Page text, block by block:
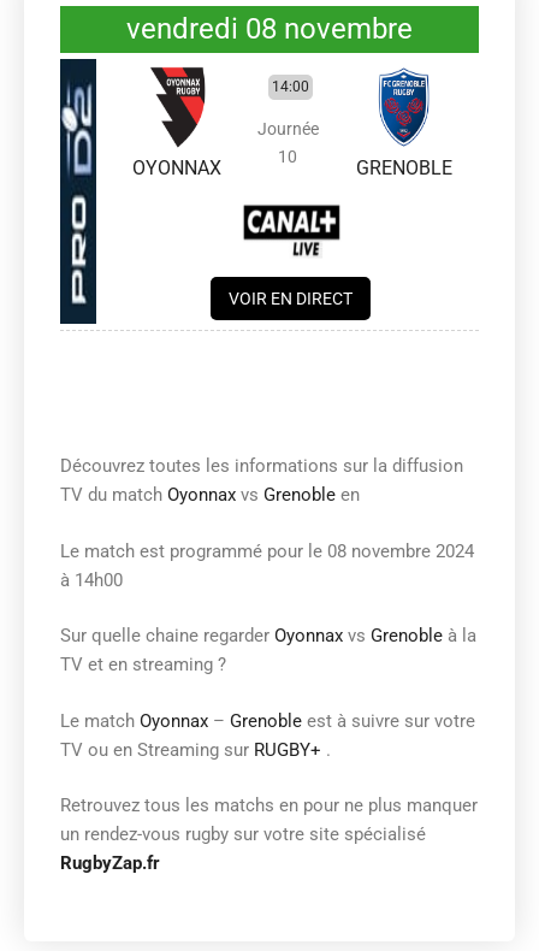
vendredi 08 novembre
OYONNAX
14:00
Journée
10
VOIR EN DIRECT
GRENOBLE
Découvrez toutes les informations sur la diffusion
TV du match Oyonnax vs Grenoble en
Le match est programmé pour le 08 novembre 2024
à 14h00
Sur quelle chaine regarder Oyonnax vs Grenoble à la
TV et en streaming ?
Le match Oyonnax – Grenoble est à suivre sur votre
TV ou en Streaming sur RUGBY+ .
Retrouvez tous les matchs en pour ne plus manquer
un rendez-vous rugby sur votre site spécialisé
RugbyZap.fr